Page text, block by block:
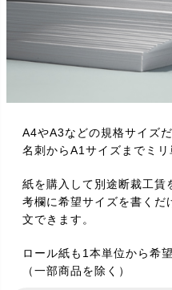
1118mm
1118mm×45M/30M
A4やA3などの規格サイズ
名刺からA1サイズまでミリ
紙を購入して別途断裁工賃
考欄に希望サイズを書くだ
文できます。
ロール紙も1本単位から希
（一部商品を除く）